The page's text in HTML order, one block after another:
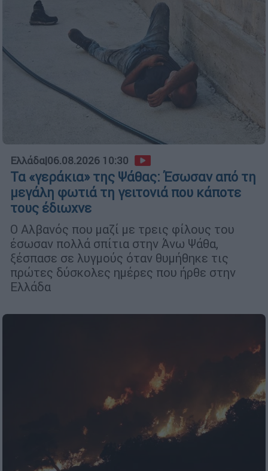
Ελλάδα|06.08.2026 10:30
Τα «γεράκια» της Ψάθας: Έσωσαν από τη
μεγάλη φωτιά τη γειτονιά που κάποτε
τους έδιωχνε
Ο Αλβανός που μαζί με τρεις φίλους του
έσωσαν πολλά σπίτια στην Άνω Ψάθα,
ξέσπασε σε λυγμούς όταν θυμήθηκε τις
πρώτες δύσκολες ημέρες που ήρθε στην
Ελλάδα